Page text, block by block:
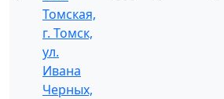
Томская,
г. Томск,
ул.
Ивана
Черных,